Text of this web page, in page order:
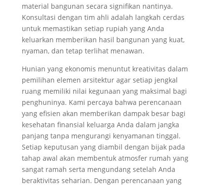
material bangunan secara signifikan nantinya.
Konsultasi dengan tim ahli adalah langkah cerdas
untuk memastikan setiap rupiah yang Anda
keluarkan memberikan hasil bangunan yang kuat,
nyaman, dan tetap terlihat menawan.
Hunian yang ekonomis menuntut kreativitas dalam
pemilihan elemen arsitektur agar setiap jengkal
ruang memiliki nilai kegunaan yang maksimal bagi
penghuninya. Kami percaya bahwa perencanaan
yang efisien akan memberikan dampak besar bagi
kesehatan finansial keluarga Anda dalam jangka
panjang tanpa mengurangi kenyamanan tinggal.
Setiap keputusan yang diambil dengan bijak pada
tahap awal akan membentuk atmosfer rumah yang
sangat ramah serta mengundang setelah Anda
beraktivitas seharian. Dengan perencanaan yang